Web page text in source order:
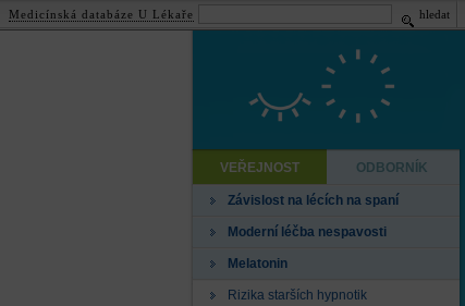
VEŘEJNOST
ODBORNÍK
Závislost na lécích na spaní
Moderní léčba nespavosti
Melatonin
Rizika starších hypnotik
Medicínská databáze U Lékaře hledat